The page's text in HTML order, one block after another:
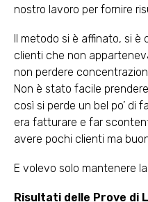
nostro lavoro per fornire
Il metodo si è affinato, si è
clienti che non
non perdere
Non è stato facile
così si perde un bel po’ di
era fatturare e far
avere pochi clienti ma
E volevo solo mantenere
Risultati delle Prove di